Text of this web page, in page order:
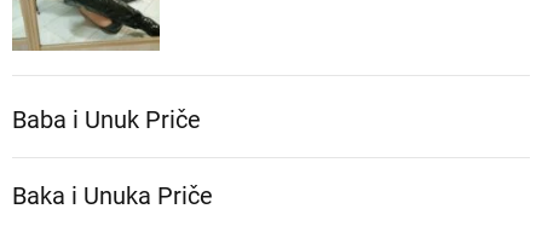
Baba i Unuk Priče
Baka i Unuka Pričе